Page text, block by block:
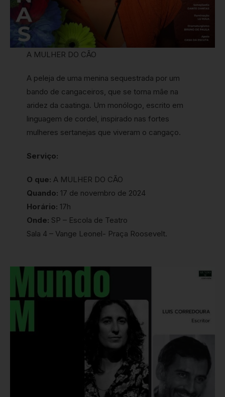
A MULHER DO CÃO
A peleja de uma menina sequestrada por um
bando de cangaceiros, que se torna mãe na
aridez da caatinga. Um monólogo, escrito em
linguagem de cordel, inspirado nas fortes
mulheres sertanejas que viveram o cangaço.
Serviço:
O que: A MULHER DO CÃO
Quando: 17 de novembro de 2024
Horário: 17h
Onde: SP – Escola de Teatro
Sala 4 – Vange Leonel- Praça Roosevelt.